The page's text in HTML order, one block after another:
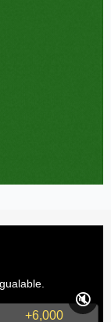
+6,000
🔇